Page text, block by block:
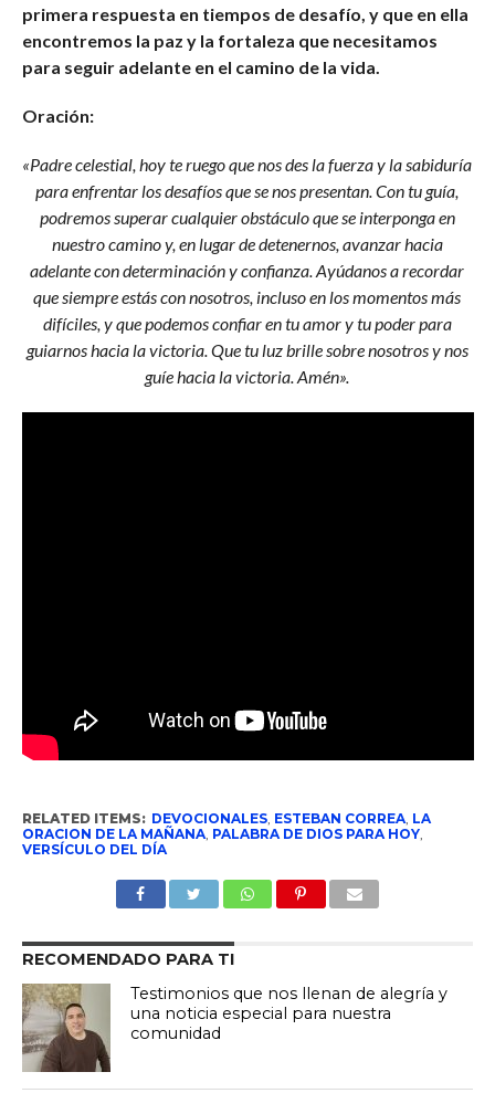
primera respuesta en tiempos de desafío, y que en ella
encontremos la paz y la fortaleza que necesitamos
para seguir adelante en el camino de la vida.
Oración:
«Padre celestial, hoy te ruego que nos des la fuerza y la sabiduría
para enfrentar los desafíos que se nos presentan. Con tu guía,
podremos superar cualquier obstáculo que se interponga en
nuestro camino y, en lugar de detenernos, avanzar hacia
adelante con determinación y confianza. Ayúdanos a recordar
que siempre estás con nosotros, incluso en los momentos más
difíciles, y que podemos confiar en tu amor y tu poder para
guiarnos hacia la victoria. Que tu luz brille sobre nosotros y nos
guíe hacia la victoria. Amén».
RELATED ITEMS: DEVOCIONALES, ESTEBAN CORREA, LA
ORACION DE LA MAÑANA, PALABRA DE DIOS PARA HOY,
VERSÍCULO DEL DÍA
RECOMENDADO PARA TI
Testimonios que nos llenan de alegría y
una noticia especial para nuestra
comunidad